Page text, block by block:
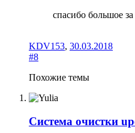
спасибо большое
KDV153, 30.03.2018
#8
Похожие темы
Система очистки